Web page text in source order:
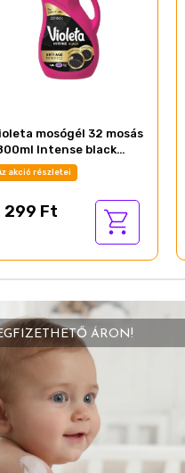
mosógél 32 mosás
Intense black
ruhákhoz
akció részletei
299 Ft
ÁRON!